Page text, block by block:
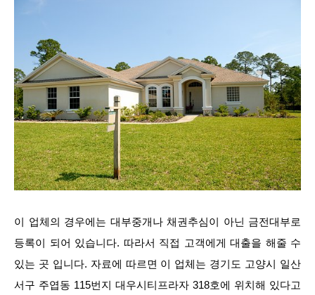
이 업체의 경우에는 대부중개나 채권추심이 아닌 금전대부로
등록이 되어 있습니다. 따라서 직접 고객에게 대출을 해줄 수
있는 곳 입니다. 자료에 따르면 이 업체는 경기도 고양시 일산
서구 주엽동 115번지 대우시티프라자 318호에 위치해 있다고